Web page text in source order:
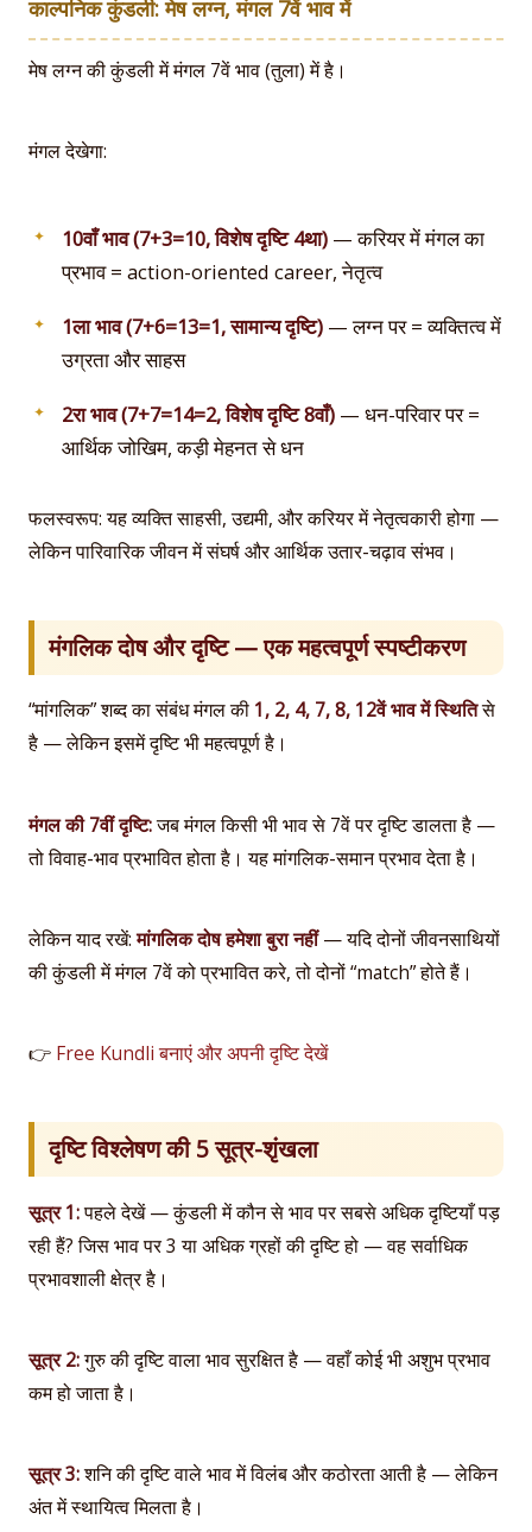
काल्पनिक कुंडली: मेष लग्न, मंगल 7वें भाव में
मेष लग्न की कुंडली में मंगल 7वें भाव (तुला) में है।
मंगल देखेगा:
10वाँ भाव (7+3=10, विशेष दृष्टि 4था) — करियर में मंगल का
प्रभाव = action-oriented career, नेतृत्व
1ला भाव (7+6=13=1, सामान्य दृष्टि) — लग्न पर = व्यक्तित्व में
उग्रता और साहस
2रा भाव (7+7=14=2, विशेष दृष्टि 8वाँ) — धन-परिवार पर =
आर्थिक जोखिम, कड़ी मेहनत से धन
फलस्वरूप: यह व्यक्ति साहसी, उद्यमी, और करियर में नेतृत्वकारी होगा —
लेकिन पारिवारिक जीवन में संघर्ष और आर्थिक उतार-चढ़ाव संभव।
मंगलिक दोष और दृष्टि — एक महत्वपूर्ण स्पष्टीकरण
“मांगलिक” शब्द का संबंध मंगल की 1, 2, 4, 7, 8, 12वें भाव में स्थितिसे
है — लेकिन इसमें दृष्टि भी महत्वपूर्ण है।
मंगल की 7वीं दृष्टि:जब मंगल किसी भी भाव से 7वें पर दृष्टि डालता है —
तो विवाह-भाव प्रभावित होता है। यह मांगलिक-समान प्रभाव देता है।
लेकिन याद रखें:मांगलिक दोष हमेशा बुरा नहीं— यदि दोनों जीवनसाथियों
की कुंडली में मंगल 7वें को प्रभावित करे, तो दोनों “match” होते हैं।
👉 Free Kundli बनाएं और अपनी दृष्टि देखें
दृष्टि विश्लेषण की 5 सूत्र-शृंखला
सूत्र 1:पहले देखें — कुंडली में कौन से भाव पर सबसे अधिक दृष्टियाँ पड़
रही हैं? जिस भाव पर 3 या अधिक ग्रहों की दृष्टि हो — वह सर्वाधिक
प्रभावशाली क्षेत्र है।
सूत्र 2:गुरु की दृष्टि वाला भाव सुरक्षित है — वहाँ कोई भी अशुभ प्रभाव
कम हो जाता है।
सूत्र 3:शनि की दृष्टि वाले भाव में विलंब और कठोरता आती है — लेकिन
अंत में स्थायित्व मिलता है।